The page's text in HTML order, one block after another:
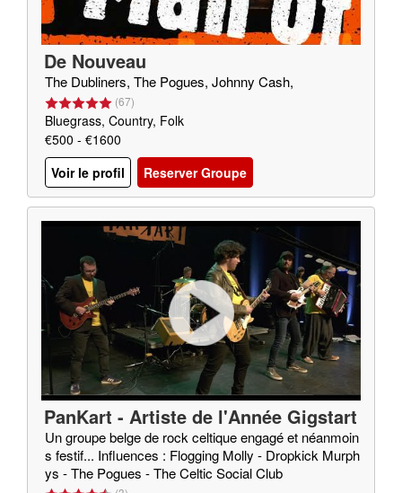
De Nouveau
The Dubliners, The Pogues, Johnny Cash,
(67)
Bluegrass, Country, Folk
€500 - €1600
Voir le profil
Reserver Groupe
PanKart - Artiste de l'Année Gigstart
er 2020
Un groupe belge de rock celtique engagé et néanmoin
s festif... Influences : Flogging Molly - Dropkick Murph
ys - The Pogues - The Celtic Social Club